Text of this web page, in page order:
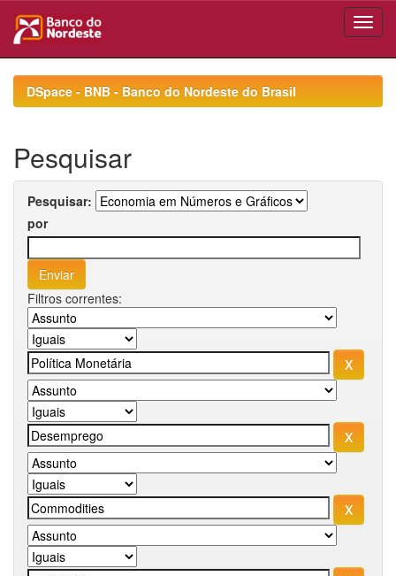
navigationDSpace - BNB - Banco do Nordeste do Brasil
Pesquisar
Pesquisar:
por
Filtros correntes: